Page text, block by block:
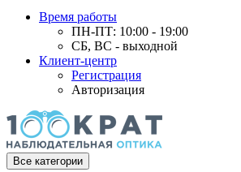
Время работы
ПН-ПТ: 10:00 - 19:00
СБ, ВС - выходной
Клиент-центр
Регистрация
Авторизация
Все категории